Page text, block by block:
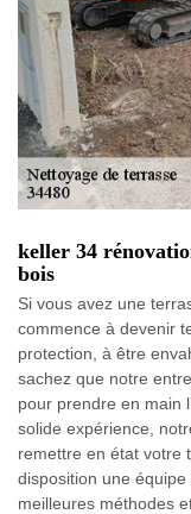
keller 34
bois
Si vous avez une
commence à devenir
protection, à être
sachez que notre
pour prendre en main
solide expérience,
remettre en état votre
disposition une
meilleures méthodes